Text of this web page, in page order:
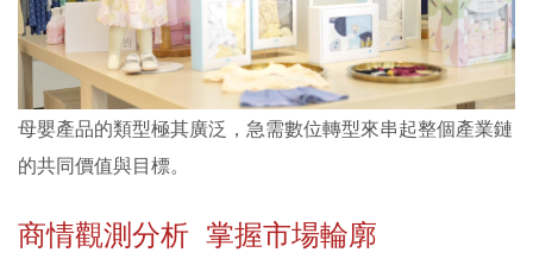
母嬰產品的類型極其廣泛，急需數位轉型來串起整個產業鏈
的共同價值與目標。
商情觀測分析 掌握市場輪廓